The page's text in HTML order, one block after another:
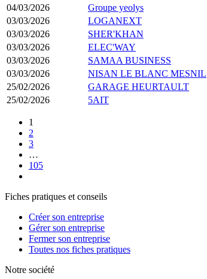
04/03/2026
Groupe yeolys
03/03/2026
LOGANEXT
03/03/2026
SHER'KHAN
03/03/2026
ELEC'WAY
03/03/2026
SAMAA BUSINESS
03/03/2026
NISAN LE BLANC MESNIL
25/02/2026
GARAGE HEURTAULT
25/02/2026
5AIT
1
2
3
…
105
Fiches pratiques et conseils
Créer son entreprise
Gérer son entreprise
Fermer son entreprise
Toutes nos fiches pratiques
Notre société